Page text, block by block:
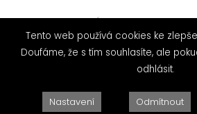
KONTAKTUJTE NÁS
© 2020 ALL RIGHTS
Tento web používá cookies ke
Doufáme, že s tím souhlasíte, ale
odhlásit.
Nastavení Odmítnout